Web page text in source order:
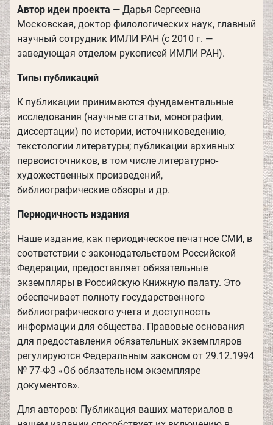
Автор идеи проекта ― Дарья Сергеевна
Московская, доктор филологических наук, главный
научный сотрудник ИМЛИ РАН (с 2010 г. ―
заведующая отделом рукописей ИМЛИ РАН).
Типы публикаций
К публикации принимаются фундаментальные
исследования (научные статьи, монографии,
диссертации) по истории, источниковедению,
текстологии литературы; публикации архивных
первоисточников, в том числе литературно-
художественных произведений,
библиографические обзоры и др.
Периодичность издания
Наше издание, как периодическое печатное СМИ, в
соответствии с законодательством Российской
Федерации, предоставляет обязательные
экземпляры в Российскую Книжную палату. Это
обеспечивает полноту государственного
библиографического учета и доступность
информации для общества. Правовые основания
для предоставления обязательных экземпляров
регулируются Федеральным законом от 29.12.1994
№ 77-ФЗ «Об обязательном экземпляре
документов».
Для авторов: Публикация ваших материалов в